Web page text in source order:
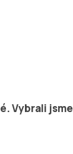
Vybrali jsme